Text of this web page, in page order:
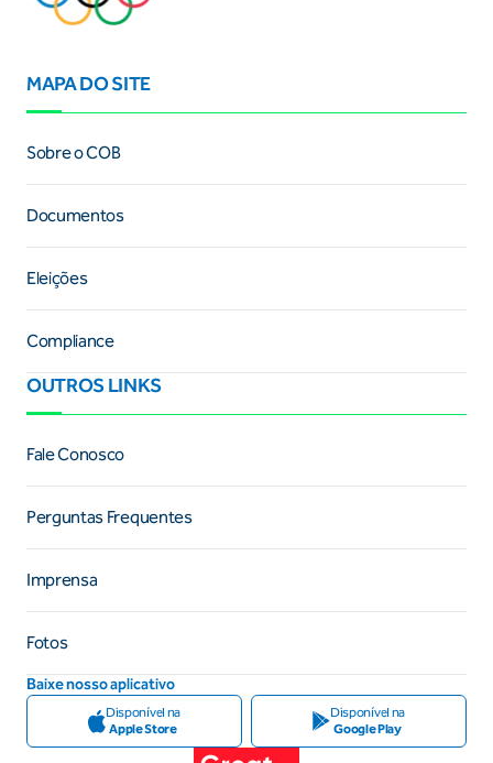
MAPA DO SITE
Sobre o COB
Documentos
Eleições
Compliance
OUTROS LINKS
Fale Conosco
Perguntas Frequentes
Imprensa
Fotos
Baixe nosso aplicativo
Disponível na
Apple Store
Disponível na
Google Play